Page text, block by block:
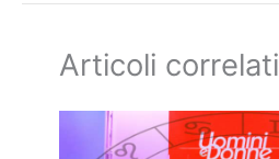
Articoli correlati